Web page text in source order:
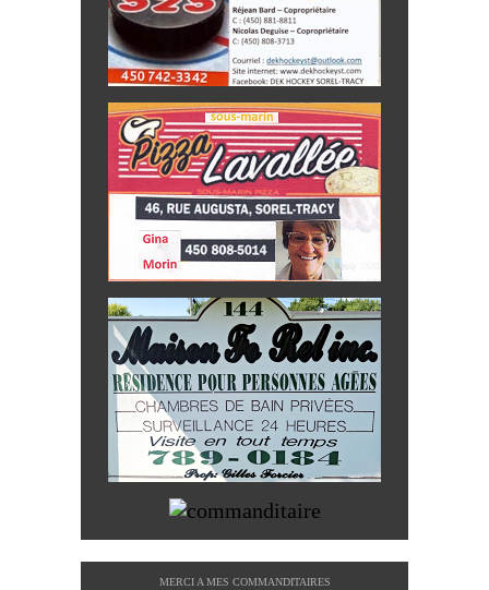
MERCI A MES COMMANDITAIRES